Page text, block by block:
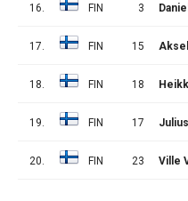
16. FIN 3
17. FIN 15
18. FIN 18
19. FIN 17
20. FIN 23 Ville